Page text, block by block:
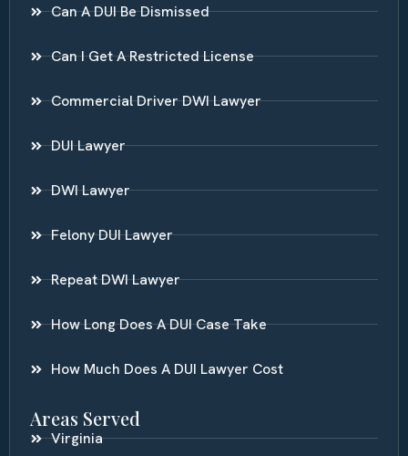
Can A DUI Be Dismissed
Can I Get A Restricted License
Commercial Driver DWI Lawyer
DUI Lawyer
DWI Lawyer
Felony DUI Lawyer
Repeat DWI Lawyer
How Long Does A DUI Case Take
How Much Does A DUI Lawyer Cost
Areas Served
Virginia